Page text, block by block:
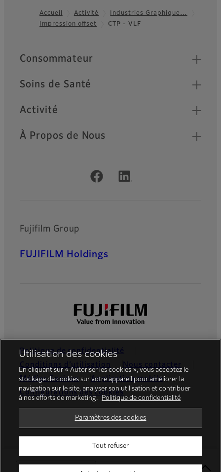
Footer
Accueil Activité
Industries Graphique…
Impression offset
CTP - VLF
Quick Links
Consommateur
Soins de Santé
Activité
À Propos de Nous
Official Social Media Accounts
Fujifilm Group
FUJIFILM Holdings
Politique de confidentialité
Conditions d’utilisation
Nous contacter
Médias Sociaux
Application mobile
Configurations des cookies
Global site
©FUJIFILM Canada Inc.
Utilisation des cookies
En cliquant sur « Autoriser les cookies », vous acceptez le
stockage de cookies sur votre appareil pour améliorer la
navigation sur le site, analyser son utilisation et contribuer
à nos efforts de marketing.
Politique de confidentialité
Paramètres des cookies
Tout refuser